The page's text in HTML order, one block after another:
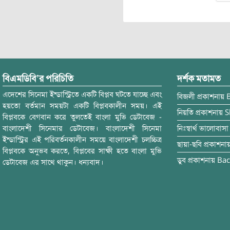
বিএমডিবি’র পরিচিতি
এদেশের সিনেমা ইন্ডাস্ট্রিতে একটি বিপ্লব ঘটতে যাচ্ছে এবং
হয়তো বর্তমান সময়টা একটি বিপ্লবকালীন সময়। এই
বিপ্লবকে বেগবান করে তুলতেই বাংলা মুভি ডেটাবেজ -
বাংলাদেশী সিনেমার ডেটাবেজ। বাংলাদেশী সিনেমা
ইন্ডাস্ট্রির এই পরিবর্তনকালীন সময়ে বাংলাদেশী চলচ্চিত্র
বিপ্লবকে অনুভব করতে, বিপ্লবের সাক্ষী হতে বাংলা মুভি
ডেটাবেজ এর সাথে থাকুন। ধন্যবাদ।
দর্শক মতামত
বিজলী প্রকাশনায়
নিয়তি প্রকাশনায়
নিঃস্বার্থ ভালোবাসা
ছায়া-ছবি
ডুব প্রকাশনায়